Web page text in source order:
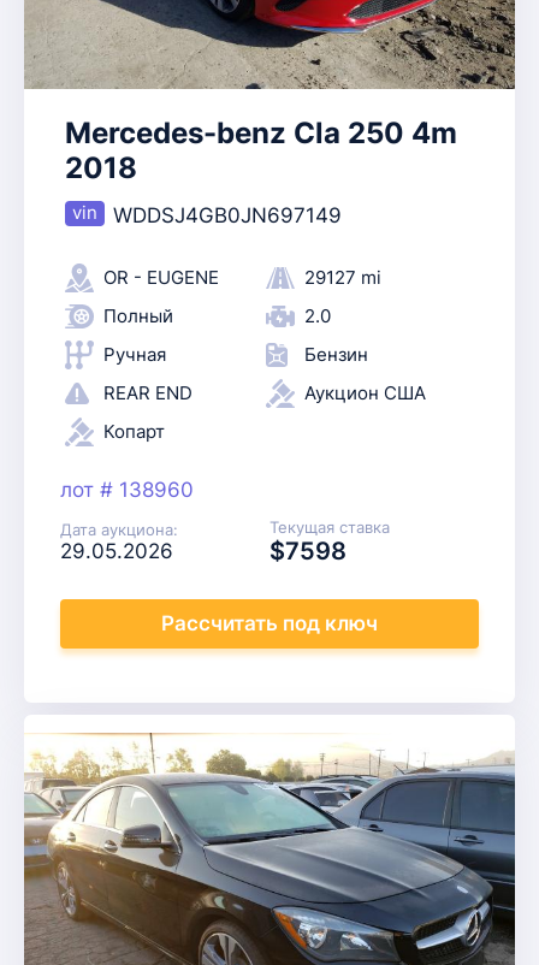
Mercedes-benz Cla 250 4m
2018
WDDSJ4GB0JN697149
OR - EUGENE
29127 mi
Полный
2.0
Ручная
Бензин
REAR END
Аукцион США
Копарт
лот # 138960
Дата аукциона:
29.05.2026
Текущая ставка
$7598
Рассчитать под ключ